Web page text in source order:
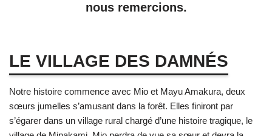
nous remercions.
LE VILLAGE DES DAMNÉS
Notre histoire commence avec Mio et Mayu Amakura, deux
sœurs jumelles s’amusant dans la forêt. Elles finiront par
s’égarer dans un village rural chargé d’une histoire tragique, le